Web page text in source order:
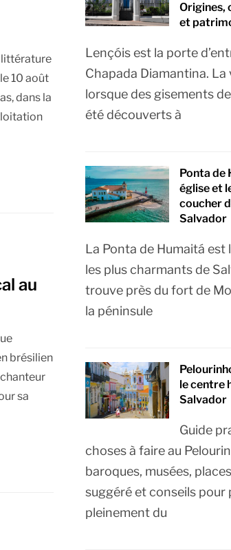
littérature
10 août
dans la
au
brésilien
sa
Origines,
et
Lençóis est la porte
Chapada Diamantina. La
lorsque des gisements
été découverts à
Ponta de
église et
coucher
Salvador
La Ponta de Humaitá est
les plus charmants de
trouve près du fort de
la péninsule
le centre
Salvador
Guide
choses à faire au
baroques, musées,
suggéré et conseils
pleinement du